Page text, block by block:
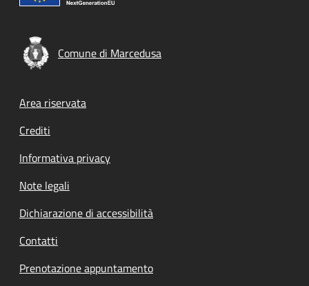
Comune di Marcedusa
Footer menu
Area riservata
Crediti
Informativa privacy
Note legali
Dichiarazione di accessibilità
Contatti
Prenotazione appuntamento